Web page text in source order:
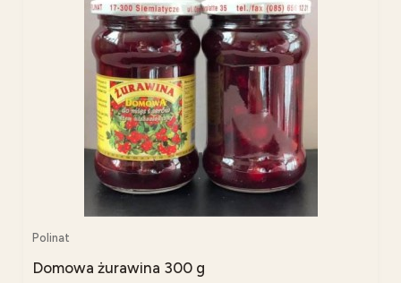
Domowa żurawina 300 g
Polinat